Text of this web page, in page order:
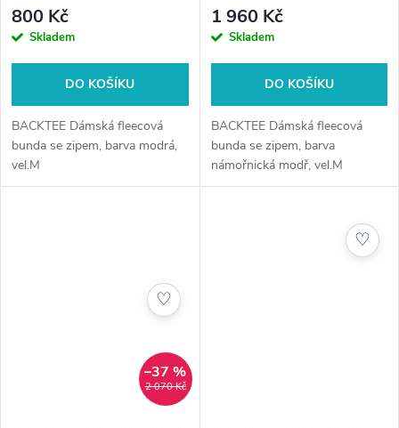
800 Kč
Skladem
DO KOŠÍKU
BACKTEE Dámská fleecová
bunda se zipem, barva modrá,
vel.M
1 960 Kč
Skladem
DO KOŠÍKU
BACKTEE Dámská fleecová
bunda se zipem, barva
námořnická modř, vel.M
2 070 Kč
–37 %
♡
♡